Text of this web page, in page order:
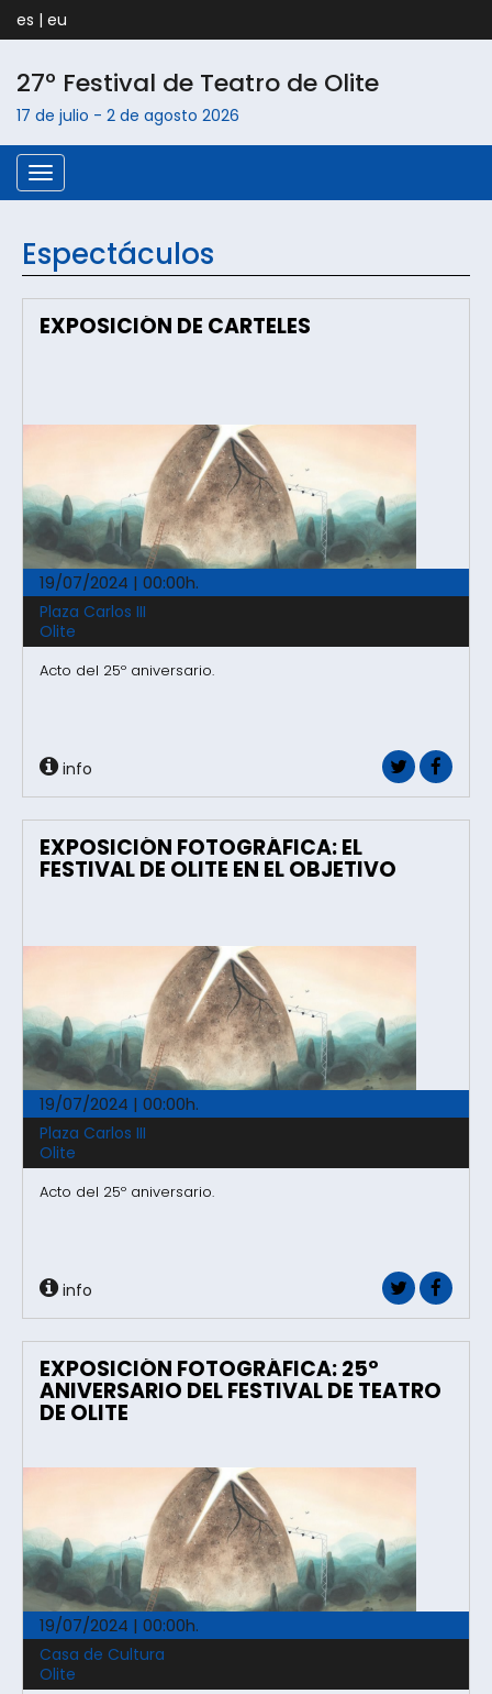
es | eu
27º Festival de Teatro de Olite
17 de julio - 2 de agosto 2026
Menú
Espectáculos
EXPOSICIÓN DE CARTELES
19/07/2024 | 00:00h.
Plaza Carlos III
Olite
Acto del 25º aniversario.
info
EXPOSICIÓN FOTOGRÁFICA: EL
FESTIVAL DE OLITE EN EL OBJETIVO
19/07/2024 | 00:00h.
Plaza Carlos III
Olite
Acto del 25º aniversario.
info
EXPOSICIÓN FOTOGRÁFICA: 25º
ANIVERSARIO DEL FESTIVAL DE TEATRO
DE OLITE
19/07/2024 | 00:00h.
Casa de Cultura
Olite